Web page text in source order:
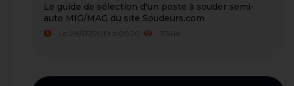
Le guide de sélection d'un poste à souder semi-
auto MIG/MAG du site Soudeurs.com
Le 28/07/2019 à 05:20 37414